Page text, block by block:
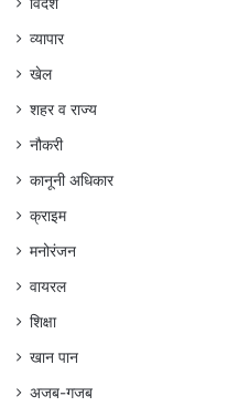
व्यापार
खेल
शहर व राज्य
नौकरी
कानूनी अधिकार
क्राइम
मनोरंजन
वायरल
शिक्षा
खान पान
अजब-गजब